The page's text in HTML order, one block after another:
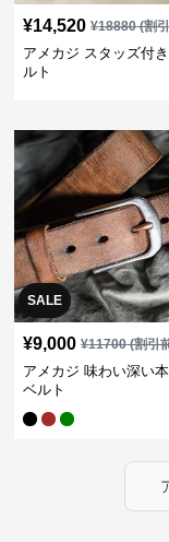
¥14,520 ¥18880(割
アメカジ スタッズ付
ルト
SALE
¥9,000 ¥11700(割引
アメカジ 味わい深い
ベルト